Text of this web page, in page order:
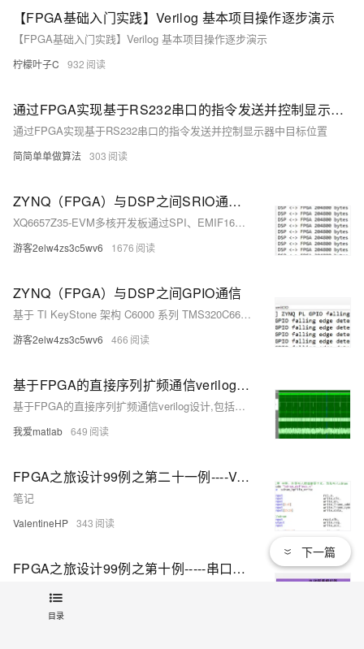
目录
【FPGA基础入门实践】Verilog 基本项目操作逐步演示
【FPGA基础入门实践】Verilog 基本项目操作逐步演示
柠檬叶子C 932
通过FPGA实现基于RS232串口的指令发送并控制显示器中目标位置
通过FPGA实现基于RS232串口的指令发送并控制显示器中目标位置
简简单单做算法 303
ZYNQ（FPGA）与DSP之间SRIO通信实现
XQ6657Z35-EVM多核开发板通过SPI、EMIF16、uPP、SRIO 通信接口将DSP 与Zynq 结合在一起，组成DSP+Zynq 架构，实现了需求独特、灵活、功能强大的DSP+Zynq 高速数据采集处理系统。
游客2elw4zs3c5wv6 1676
ZYNQ（FPGA）与DSP之间GPIO通信
基于 TI KeyStone 架构 C6000 系列 TMS320C6657双核C66x 定点/浮点 DSP以及 Xilinx Zynq-7000 系列 XC7Z035/045 SoC 处理器设计的高端异构多核评估板，由核心板与评估底板组成。 DSP采用 TMS320C6657 双核C66x 定点/浮点，每核主频1GHz/1.25GHz。 Xilinx Zynq SoC处理器采用的XC7Z035/045集成PL端Kintex-7架构+PS 端双核ARM Cortex-A9 ，28nm可编程逻辑资源。
游客2elw4zs3c5wv6 466
基于FPGA的直接序列扩频通信verilog设计,包括汉明编译码,扩频解扩,同步模块以及testbench
基于FPGA的直接序列扩频通信verilog设计,包括汉明编译码,扩频解扩,同步模块以及testbench
我爱matlab 649
FPGA之旅设计99例之第二十一例----VGA串口SDRAM显示图片
笔记
ValentineHP 343
FPGA之旅设计99例之第十例-----串口上位机模拟OLED屏
ValentineHP
下一篇